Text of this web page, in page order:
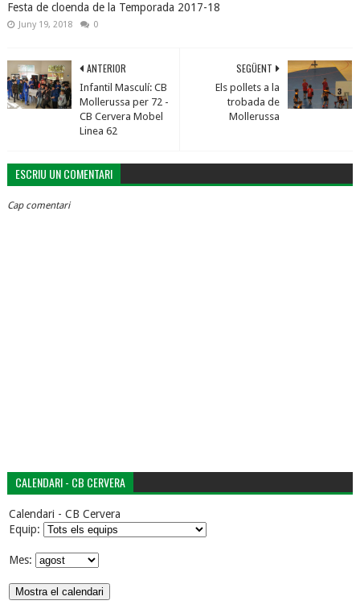
Festa de cloenda de la Temporada 2017-18
Juny 19, 2018 0
SEGÜENT
Els pollets a la
trobada de
Mollerussa
ANTERIOR
Infantil Masculí: CB
Mollerussa per 72 -
CB Cervera Mobel
Linea 62
ESCRIU UN COMENTARI
Cap comentari
CALENDARI - CB CERVERA
Calendari - CB Cervera
Equip:
Mes: